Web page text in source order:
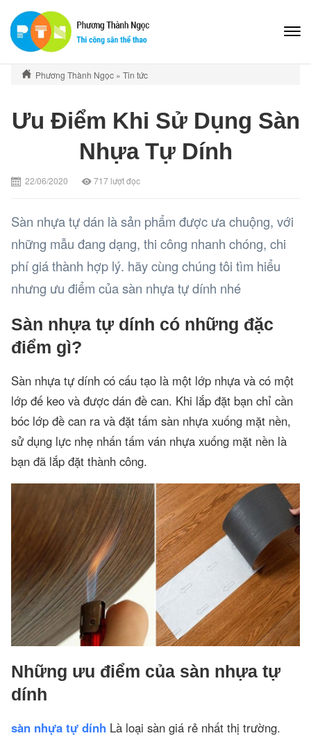
Phương Thành Ngọc » Tin tức
Ưu Điểm Khi Sử Dụng Sàn
Nhựa Tự Dính
22/06/2020 717 lượt đọc
Sàn nhựa tự dán là sản phẩm được ưa chuộng, với
những mẫu đang dạng, thi công nhanh chóng, chi
phí giá thành hợp lý. hãy cùng chúng tôi tìm hiểu
nhưng ưu điểm của sàn nhựa tự dính nhé
Sàn nhựa tự dính có những đặc
điểm gì?
Sàn nhựa tự dính có cấu tạo là một lớp nhựa và có một
lớp đế keo và được dán đề can. Khi lắp đặt bạn chỉ cần
bóc lớp đề can ra và đặt tấm sàn nhựa xuống mặt nền,
sử dụng lực nhẹ nhấn tấm ván nhựa xuống mặt nền là
bạn đã lắp đặt thành công.
Những ưu điểm của sàn nhựa tự
dính
sàn nhựa tự dính Là loại sàn giá rẻ nhất thị trường.